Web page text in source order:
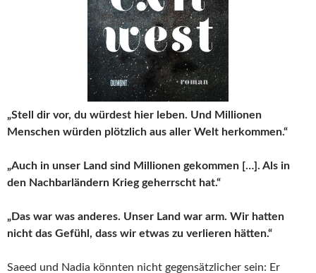
„Stell dir vor, du würdest hier leben. Und Millionen
Menschen würden plötzlich aus aller Welt herkommen.“
„Auch in unser Land sind Millionen gekommen […]. Als in
den Nachbarländern Krieg geherrscht hat.“
„Das war was anderes. Unser Land war arm. Wir hatten
nicht das Gefühl, dass wir etwas zu verlieren hätten.“
Saeed und Nadia könnten nicht gegensätzlicher sein: Er